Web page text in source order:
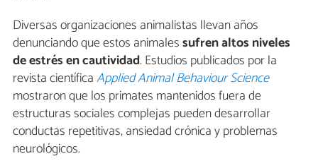
Diversas organizaciones animalistas llevan años
denunciando que estos animalessufren altos niveles
de estrés en cautividad. Estudios publicados por la
revista científicaApplied Animal Behaviour Science
mostraron que los primates mantenidos fuera de
estructuras sociales complejas pueden desarrollar
conductas repetitivas, ansiedad crónica y problemas
neurológicos.